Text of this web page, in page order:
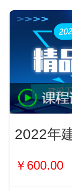
￥600.00